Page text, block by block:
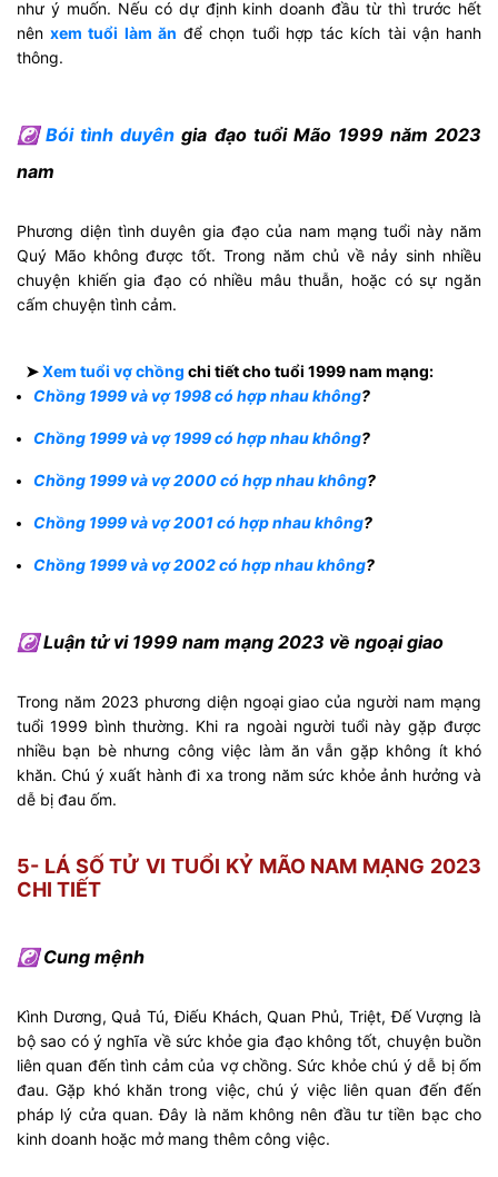
như ý muốn. Nếu có dự định kinh doanh đầu từ thì trước hết
nênxem tuổi làm ăn để chọn tuổi hợp tác kích tài vận hanh
thông.
☯Bói tình duyên gia đạo tuổi Mão 1999 năm 2023
nam
Phương diện tình duyên gia đạo của nam mạng tuổi này năm
Quý Mão không được tốt. Trong năm chủ về nảy sinh nhiều
chuyện khiến gia đạo có nhiều mâu thuẫn, hoặc có sự ngăn
cấm chuyện tình cảm.
➤Xem tuổi vợ chồng chi tiết cho tuổi 1999 nam mạng:
Chồng 1999 và vợ 1998 có hợp nhau không?
Chồng 1999 và vợ 1999 có hợp nhau không?
Chồng 1999 và vợ 2000 có hợp nhau không?
Chồng 1999 và vợ 2001 có hợp nhau không?
Chồng 1999 và vợ 2002 có hợp nhau không?
☯ Luận tử vi 1999 nam mạng 2023 về ngoại giao
Trong năm 2023 phương diện ngoại giao của người nam mạng
tuổi 1999 bình thường. Khi ra ngoài người tuổi này gặp được
nhiều bạn bè nhưng công việc làm ăn vẫn gặp không ít khó
khăn. Chú ý xuất hành đi xa trong năm sức khỏe ảnh hưởng và
dễ bị đau ốm.
5- LÁ SỐ TỬ VI TUỔI KỶ MÃO NAM MẠNG 2023
CHI TIẾT
☯ Cung mệnh
Kình Dương, Quả Tú, Điếu Khách, Quan Phủ, Triệt, Đế Vượng là
bộ sao có ý nghĩa về sức khỏe gia đạo không tốt, chuyện buồn
liên quan đến tình cảm của vợ chồng. Sức khỏe chú ý dễ bị ốm
đau. Gặp khó khăn trong việc, chú ý việc liên quan đến đến
pháp lý cửa quan. Đây là năm không nên đầu tư tiền bạc cho
kinh doanh hoặc mở mang thêm công việc.